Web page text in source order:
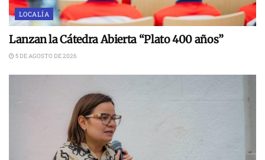
LOCALÍA
Lanzan la Cátedra Abierta “Plato 400 años”
5 DE AGOSTO DE 2026